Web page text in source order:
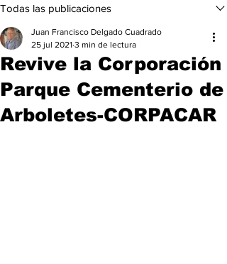
Todas las publicaciones
Revive la Corporación
Parque Cementerio de
Arboletes-CORPACAR
Juan Francisco Delgado Cuadrado
25 jul 2021 3 min de lectura